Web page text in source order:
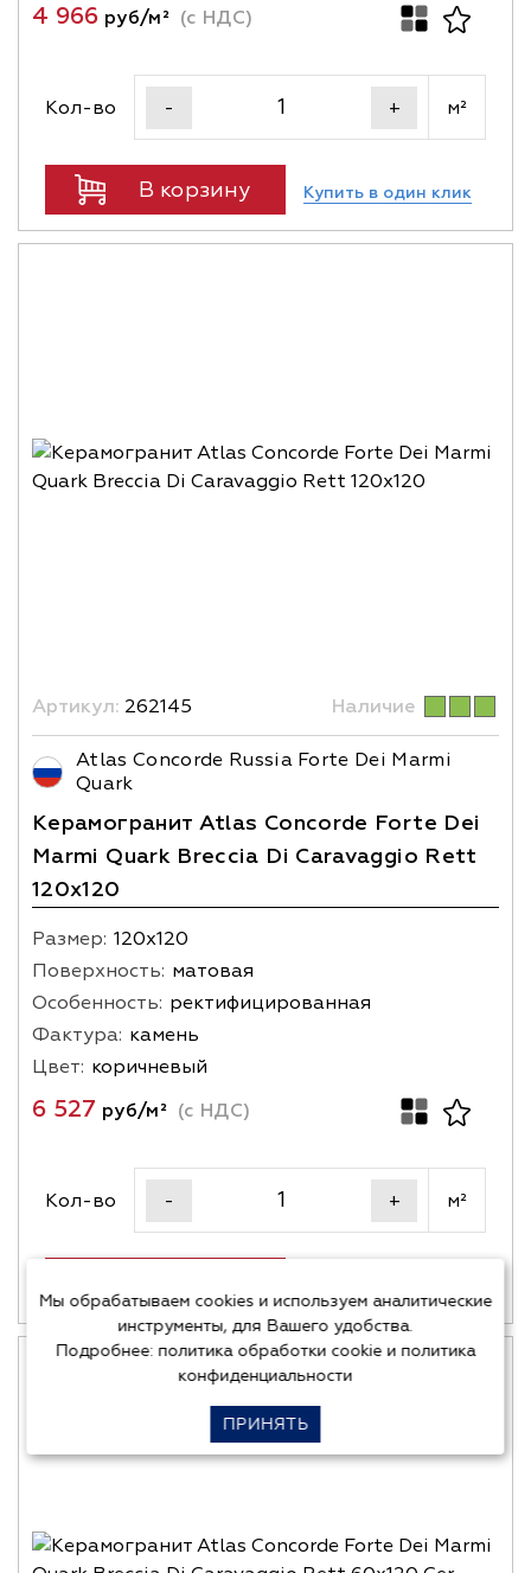
4 966 руб/м² (с НДС)
Кол-во - + м²
В корзину Купить в один клик
Артикул: 262145 Наличие
Atlas Concorde Russia Forte Dei Marmi
Quark
Керамогранит Atlas Concorde Forte Dei
Marmi Quark Breccia Di Caravaggio Rett
120x120
Размер: 120х120
Поверхность: матовая
Особенность: ректифицированная
Фактура: камень
Цвет: коричневый
6 527 руб/м² (с НДС)
Кол-во - + м²
Мы обрабатываем cookies и используем аналитические
инструменты, для Вашего удобства.
Подробнее: политика обработки cookieи политика
конфиденциальности
ПРИНЯТЬ